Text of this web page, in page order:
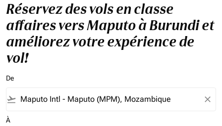
Réservez des vols en classe
affaires vers Maputo à Burundi et
améliorez votre expérience de
vol!
De
flight_takeoff close
À